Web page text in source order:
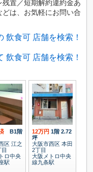
置／短期解約違約金あ
は、お気軽にお問い合
飲食可 店舗を検索！
食可 店舗を検索！
B1階
区 江之
ロ中央
駅
12万円 1階2.72
坪
大阪市西区 本田
2丁目
大阪メトロ中央
線九条駅